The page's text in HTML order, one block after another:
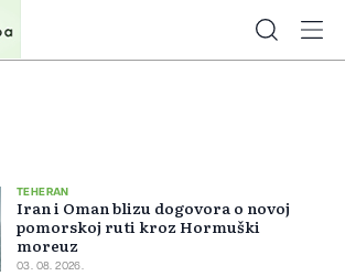
TEHERAN
Iran i Oman blizu dogovora o novoj
pomorskoj ruti kroz Hormuški
moreuz
03. 08. 2026.